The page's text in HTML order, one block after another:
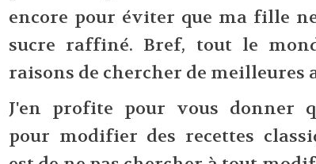
encore pour éviter que ma fille
sucre raffiné. Bref, tout le
raisons de chercher de meilleures
J'en profite pour vous donner
pour modifier des recettes